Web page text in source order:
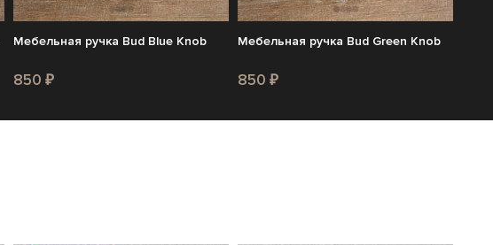
Мебельная ручка Bud Blue Knob
850 ₽
Мебельная ручка Bud Green Knob
850 ₽